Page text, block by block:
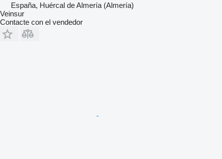
España, Huércal de Almería (Almería)
Veinsur
Contacte con el vendedor